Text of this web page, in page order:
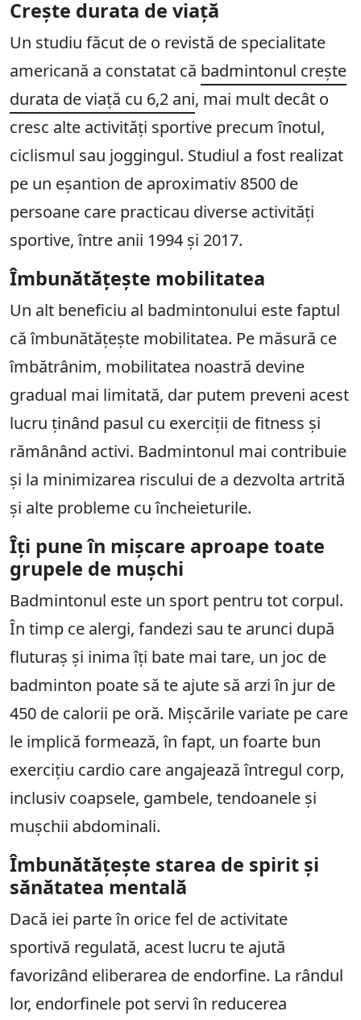
Crește durata de viață
Un studiu făcut de o revistă de specialitate
americană a constatat că badmintonul crește
durata de viață cu 6,2 ani, mai mult decât o
cresc alte activități sportive precum înotul,
ciclismul sau joggingul. Studiul a fost realizat
pe un eșantion de aproximativ 8500 de
persoane care practicau diverse activități
sportive, între anii 1994 și 2017.
Îmbunătățește mobilitatea
Un alt beneficiu al badmintonului este faptul
că îmbunătățește mobilitatea. Pe măsură ce
îmbătrânim, mobilitatea noastră devine
gradual mai limitată, dar putem preveni acest
lucru ținând pasul cu exerciții de fitness și
rămânând activi. Badmintonul mai contribuie
și la minimizarea riscului de a dezvolta artrită
și alte probleme cu încheieturile.
Îți pune în mișcare aproape toate
grupele de mușchi
Badmintonul este un sport pentru tot corpul.
În timp ce alergi, fandezi sau te arunci după
fluturaș și inima îți bate mai tare, un joc de
badminton poate să te ajute să arzi în jur de
450 de calorii pe oră. Mișcările variate pe care
le implică formează, în fapt, un foarte bun
exercițiu cardio care angajează întregul corp,
inclusiv coapsele, gambele, tendoanele și
mușchii abdominali.
Îmbunătățește starea de spirit și
sănătatea mentală
Dacă iei parte în orice fel de activitate
sportivă regulată, acest lucru te ajută
favorizând eliberarea de endorfine. La rândul
lor, endorfinele pot servi în reducerea